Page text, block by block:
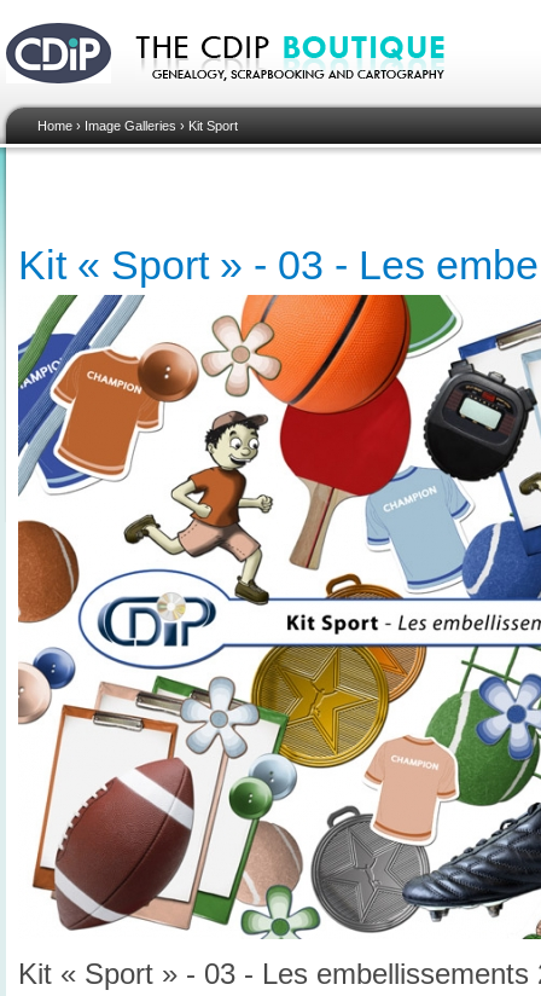
Home › Image Galleries › Kit Sport
Kit « Sport » - 03 - Les
Kit « Sport » - 03 - Les embellissements